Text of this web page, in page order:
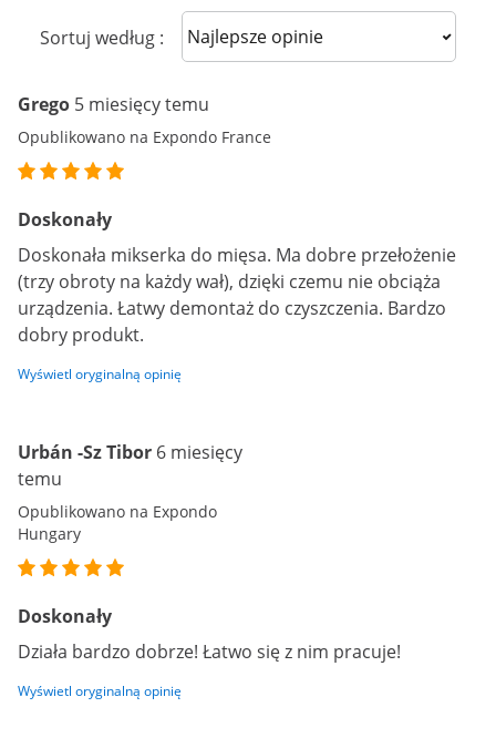
Sortuj według : Sort reviews
Grego 5 miesięcy temu
Opublikowano na Expondo France
Doskonały
Doskonała mikserka do mięsa. Ma dobre przełożenie
(trzy obroty na każdy wał), dzięki czemu nie obciąża
urządzenia. Łatwy demontaż do czyszczenia. Bardzo
dobry produkt.
Wyświetl oryginalną opinię
Urbán -Sz Tibor 6 miesięcy
temu
Opublikowano na Expondo
Hungary
Doskonały
Działa bardzo dobrze! Łatwo się z nim pracuje!
Wyświetl oryginalną opinię